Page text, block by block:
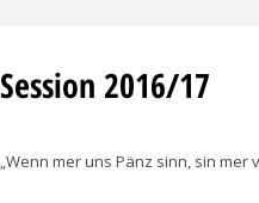
Session 2016/17
„Wenn mer uns Pänz sinn, sin mer